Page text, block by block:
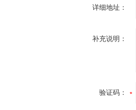
详细地址：
补充说明：
验证码：